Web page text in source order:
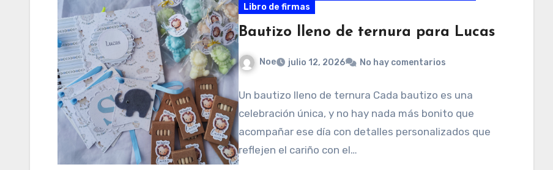
Libro de firmas
Bautizo lleno de ternura para Lucas
Noe julio 12, 2026 No hay comentarios
Un bautizo lleno de ternura Cada bautizo es una
celebración única, y no hay nada más bonito que
acompañar ese día con detalles personalizados que
reflejen el cariño con el…